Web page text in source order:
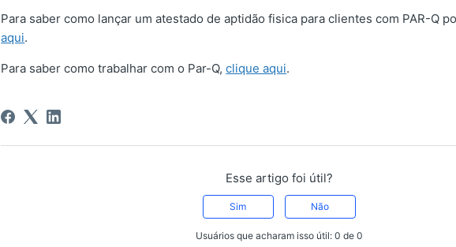
Para saber como lançar um atestado de aptidão fisica para clientes com PAR-Q
aqui.
Para saber como trabalhar com o Par-Q,clique aqui.
Esse artigo foi útil?
Sim Não
Usuários que acharam isso útil: 0 de 0